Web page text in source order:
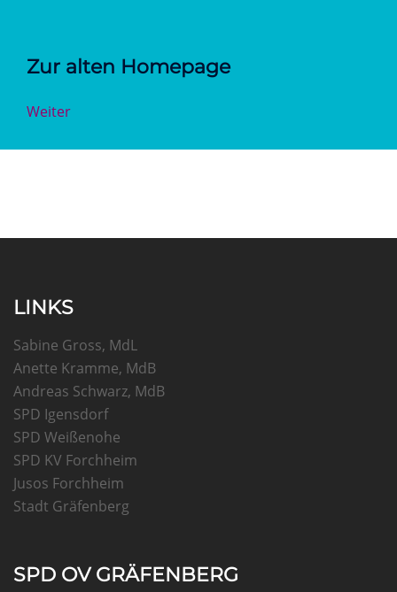
Zur alten Homepage
Weiter
LINKS
Sabine Gross, MdL
Anette Kramme, MdB
Andreas Schwarz, MdB
SPD Igensdorf
SPD Weißenohe
SPD KV Forchheim
Jusos Forchheim
Stadt Gräfenberg
SPD OV GRÄFENBERG